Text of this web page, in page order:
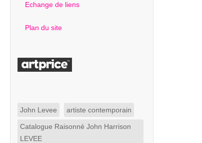
Echange de liens
Plan du site
John Levee artiste contemporain
Catalogue Raisonné John Harrison
LEVEE